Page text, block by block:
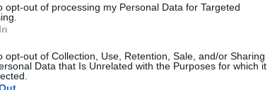
opt-out of processing my Personal Data for Targeted
opt-out of Collection, Use, Retention, Sale, and/or Sharing
Data that Is Unrelated with the Purposes for which it
22:45